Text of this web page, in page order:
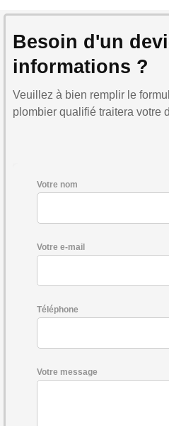
Besoin d'un
informations ?
Veuillez à bien remplir le
plombier qualifié traitera votre
Votre nom
Votre e-mail
Téléphone
Votre message